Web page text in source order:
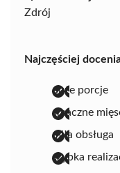
Zdrój
Najczęściej
duże porcje
smaczne
miła obsługa
szybka